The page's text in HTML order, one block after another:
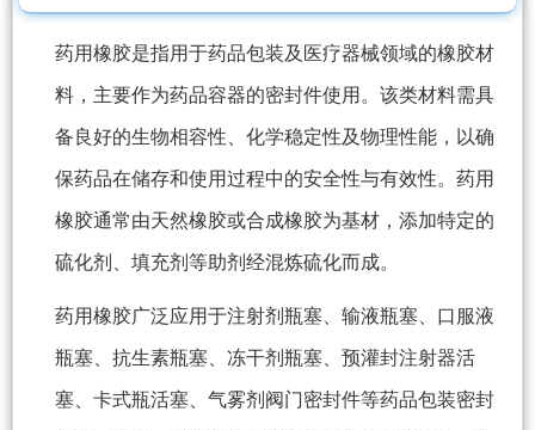
药用橡胶是指用于药品包装及医疗器械领域的橡胶材
料，主要作为药品容器的密封件使用。该类材料需具
备良好的生物相容性、化学稳定性及物理性能，以确
保药品在储存和使用过程中的安全性与有效性。药用
橡胶通常由天然橡胶或合成橡胶为基材，添加特定的
硫化剂、填充剂等助剂经混炼硫化而成。
药用橡胶广泛应用于注射剂瓶塞、输液瓶塞、口服液
瓶塞、抗生素瓶塞、冻干剂瓶塞、预灌封注射器活
塞、卡式瓶活塞、气雾剂阀门密封件等药品包装密封